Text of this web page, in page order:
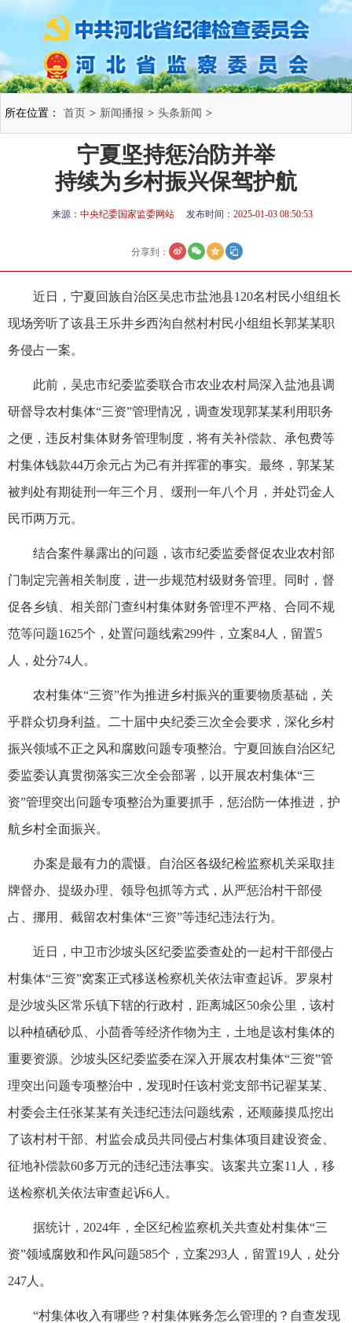
所在位置： 首页 > 新闻播报 > 头条新闻 >
宁夏坚持惩治防并举
持续为乡村振兴保驾护航
来源： 中央纪委国家监委网站 发布时间： 2025-01-03 08:50:53
分享到：
近日，宁夏回族自治区吴忠市盐池县120名村民小组组长
现场旁听了该县王乐井乡西沟自然村村民小组组长郭某某职
务侵占一案。
此前，吴忠市纪委监委联合市农业农村局深入盐池县调
研督导农村集体“三资”管理情况，调查发现郭某某利用职务
之便，违反村集体财务管理制度，将有关补偿款、承包费等
村集体钱款44万余元占为己有并挥霍的事实。最终，郭某某
被判处有期徒刑一年三个月、缓刑一年八个月，并处罚金人
民币两万元。
结合案件暴露出的问题，该市纪委监委督促农业农村部
门制定完善相关制度，进一步规范村级财务管理。同时，督
促各乡镇、相关部门查纠村集体财务管理不严格、合同不规
范等问题1625个，处置问题线索299件，立案84人，留置5
人，处分74人。
农村集体“三资”作为推进乡村振兴的重要物质基础，关
乎群众切身利益。二十届中央纪委三次全会要求，深化乡村
振兴领域不正之风和腐败问题专项整治。宁夏回族自治区纪
委监委认真贯彻落实三次全会部署，以开展农村集体“三
资”管理突出问题专项整治为重要抓手，惩治防一体推进，护
航乡村全面振兴。
办案是最有力的震慑。自治区各级纪检监察机关采取挂
牌督办、提级办理、领导包抓等方式，从严惩治村干部侵
占、挪用、截留农村集体“三资”等违纪违法行为。
近日，中卫市沙坡头区纪委监委查处的一起村干部侵占
村集体“三资”窝案正式移送检察机关依法审查起诉。罗泉村
是沙坡头区常乐镇下辖的行政村，距离城区50余公里，该村
以种植硒砂瓜、小茴香等经济作物为主，土地是该村集体的
重要资源。沙坡头区纪委监委在深入开展农村集体“三资”管
理突出问题专项整治中，发现时任该村党支部书记翟某某、
村委会主任张某某有关违纪违法问题线索，还顺藤摸瓜挖出
了该村村干部、村监会成员共同侵占村集体项目建设资金、
征地补偿款60多万元的违纪违法事实。该案共立案11人，移
送检察机关依法审查起诉6人。
据统计，2024年，全区纪检监察机关共查处村集体“三
资”领域腐败和作风问题585个，立案293人，留置19人，处分
247人。
“村集体收入有哪些？村集体账务怎么管理的？自查发现